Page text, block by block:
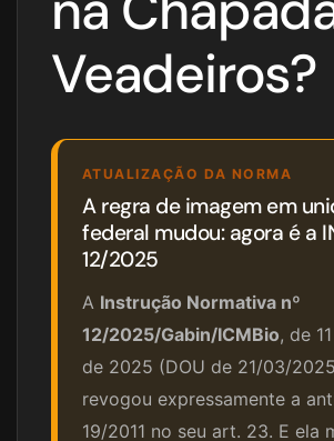
Veadeiros?
ATUALIZAÇÃO DA NORMA
A regra de imagem em
federal mudou: agora é a
12/2025
A Instrução Normativa nº
12/2025/Gabin/ICMBio, de
de 2025 (DOU de 21/03/
revogou expressamente a
19/2011 no seu art. 23. E ela